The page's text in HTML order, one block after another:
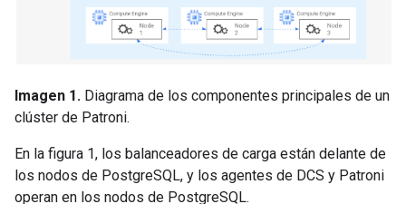
Imagen 1. Diagrama de los componentes principales de un
clúster de Patroni.
En la figura 1, los balanceadores de carga están delante de
los nodos de PostgreSQL, y los agentes de DCS y Patroni
operan en los nodos de PostgreSQL.